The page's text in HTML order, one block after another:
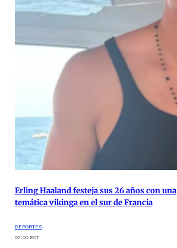
Erling Haaland festeja sus 26 años con una
temática vikinga en el sur de Francia
DEPORTES
07:00 ECT